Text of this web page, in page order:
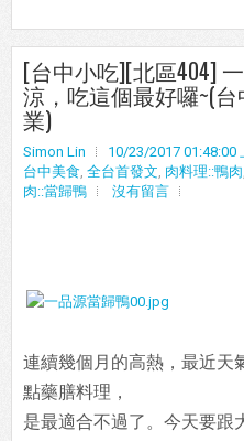
[台中小吃][北區404]
涼，吃這個最好囉~(
業)
Simon Lin 10/23/2017 01:48:00
台中美食, 全台首發文, 肉料理::鴨肉
肉::當歸鴨
沒有留言
連續幾個月的高熱，最近天
點藥膳料理，
是最適合不過了。今天要跟